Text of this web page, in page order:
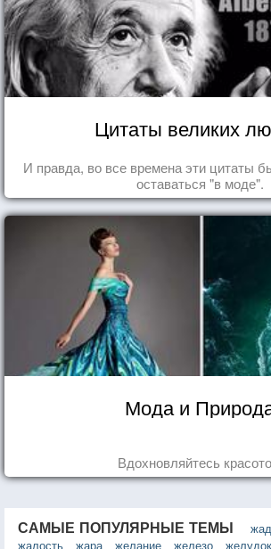
Цитаты великих
И правда, во все времена эти цитаты
оставаться "в моде".
Мода и
Вдохновляйтесь
САМЫЕ ПОПУЛЯРНЫЕ ТЕМЫ
жалость
жара желание железо желудок